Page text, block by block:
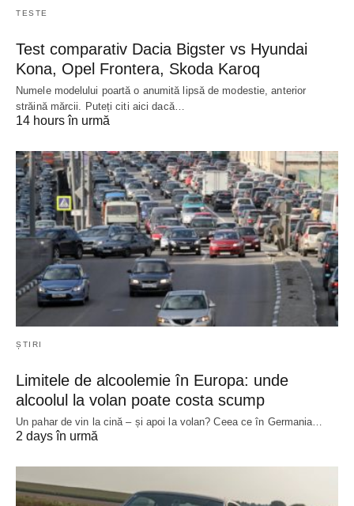
TESTE
Test comparativ Dacia Bigster vs Hyundai
Kona, Opel Frontera, Skoda Karoq
Numele modelului poartă o anumită lipsă de modestie, anterior
străină mărcii. Puteți citi aici dacă…
14 hours în urmă
ȘTIRI
Limitele de alcoolemie în Europa: unde
alcoolul la volan poate costa scump
Un pahar de vin la cină – și apoi la volan? Ceea ce în Germania…
2 days în urmă